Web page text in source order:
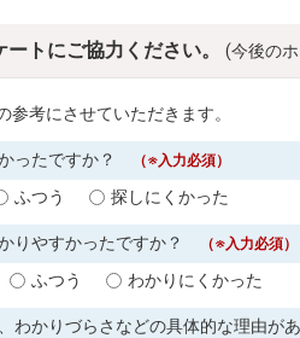
トにご協力ください。 (今後の
考にさせていただきます。
ったですか？ （※入力必須）
ふつう 探しにくかった
りやすかったですか？ （※入力必須）
ふつう わかりにくかった
わかりづらさなどの具体的な理由が